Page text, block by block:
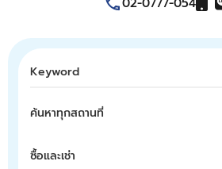
ค้นหาทุกสถานที่
ซื้อและเช่า